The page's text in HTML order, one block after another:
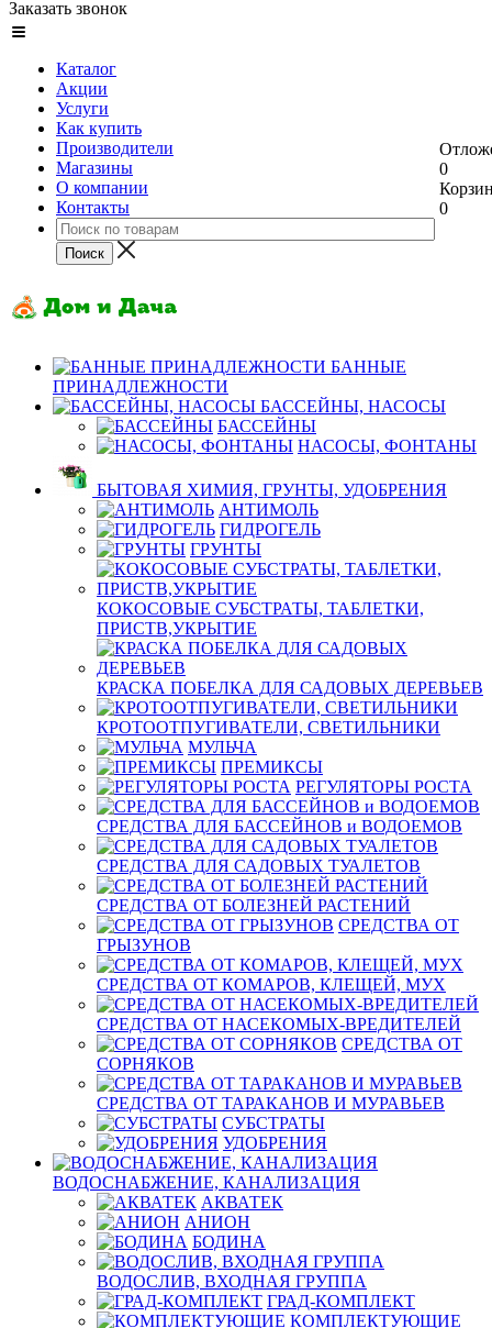
Заказать звонок
Каталог
Акции
Услуги
Как купить
Производители
Магазины
О компании
Контакты
0
0
БАННЫЕ
ПРИНАДЛЕЖНОСТИ
БАССЕЙНЫ, НАСОСЫ
БАССЕЙНЫ
НАСОСЫ, ФОНТАНЫ
БЫТОВАЯ ХИМИЯ, ГРУНТЫ, УДОБРЕНИЯ
АНТИМОЛЬ
ГИДРОГЕЛЬ
ГРУНТЫ
КОКОСОВЫЕ СУБСТРАТЫ, ТАБЛЕТКИ,
ПРИСТВ,УКРЫТИЕ
КРАСКА ПОБЕЛКА ДЛЯ САДОВЫХ ДЕРЕВЬЕВ
КРОТООТПУГИВАТЕЛИ, СВЕТИЛЬНИКИ
МУЛЬЧА
ПРЕМИКСЫ
РЕГУЛЯТОРЫ РОСТА
СРЕДСТВА ДЛЯ БАССЕЙНОВ и ВОДОЕМОВ
СРЕДСТВА ДЛЯ САДОВЫХ ТУАЛЕТОВ
СРЕДСТВА ОТ БОЛЕЗНЕЙ РАСТЕНИЙ
СРЕДСТВА ОТ
ГРЫЗУНОВ
СРЕДСТВА ОТ КОМАРОВ, КЛЕЩЕЙ, МУХ
СРЕДСТВА ОТ НАСЕКОМЫХ-ВРЕДИТЕЛЕЙ
СРЕДСТВА ОТ
СОРНЯКОВ
СРЕДСТВА ОТ ТАРАКАНОВ И МУРАВЬЕВ
СУБСТРАТЫ
УДОБРЕНИЯ
ВОДОСНАБЖЕНИЕ, КАНАЛИЗАЦИЯ
АКВАТЕК
АНИОН
БОДИНА
ВОДОСЛИВ, ВХОДНАЯ ГРУППА
ГРАД-КОМПЛЕКТ
КОМПЛЕКТУЮЩИЕ